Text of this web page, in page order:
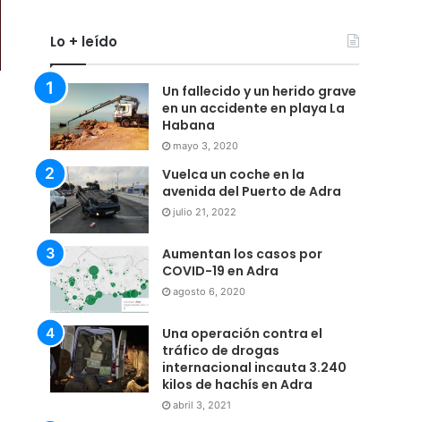
Lo + leído
Un fallecido y un herido grave
en un accidente en playa La
Habana
mayo 3, 2020
Vuelca un coche en la
avenida del Puerto de Adra
julio 21, 2022
Aumentan los casos por
COVID-19 en Adra
agosto 6, 2020
Una operación contra el
tráfico de drogas
internacional incauta 3.240
kilos de hachís en Adra
abril 3, 2021